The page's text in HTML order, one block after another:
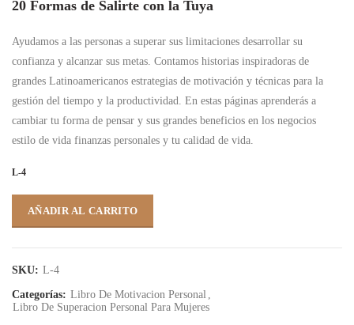
20 Formas de Salirte con la Tuya
Ayudamos a las personas a superar sus limitaciones desarrollar su
confianza y alcanzar sus metas. Contamos historias inspiradoras de
grandes Latinoamericanos estrategias de motivación y técnicas para la
gestión del tiempo y la productividad. En estas páginas aprenderás a
cambiar tu forma de pensar y sus grandes beneficios en los negocios
estilo de vida finanzas personales y tu calidad de vida.
L-4
AÑADIR AL CARRITO
SKU: L-4
Categorías: Libro De Motivacion Personal ,
Libro De Superacion Personal Para Mujeres